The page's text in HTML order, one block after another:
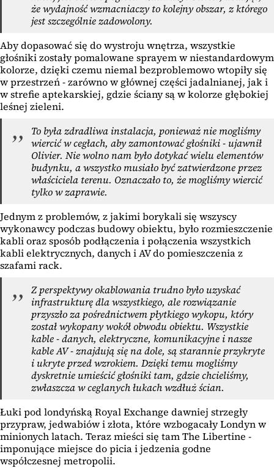
że wydajność wzmacniaczy to kolejny obszar, z którego
jest szczególnie zadowolony.
Aby dopasować się do wystroju wnętrza, wszystkie
głośniki zostały pomalowane sprayem w niestandardowym
kolorze, dzięki czemu niemal bezproblemowo wtopiły się
w przestrzeń - zarówno w głównej części jadalnianej, jak i
w strefie aptekarskiej, gdzie ściany są w kolorze głębokiej
leśnej zieleni.
To była zdradliwa instalacja, ponieważ nie mogliśmy
wiercić w cegłach, aby zamontować głośniki - ujawnił
Olivier. Nie wolno nam było dotykać wielu elementów
budynku, a wszystko musiało być zatwierdzone przez
właściciela terenu. Oznaczało to, że mogliśmy wiercić
tylko w zaprawie.
Jednym z problemów, z jakimi borykali się wszyscy
wykonawcy podczas budowy obiektu, było rozmieszczenie
kabli oraz sposób podłączenia i połączenia wszystkich
kabli elektrycznych, danych i AV do pomieszczenia z
szafami rack.
Z perspektywy okablowania trudno było uzyskać
infrastrukturę dla wszystkiego, ale rozwiązanie
przyszło za pośrednictwem płytkiego wykopu, który
został wykopany wokół obwodu obiektu. Wszystkie
kable - danych, elektryczne, komunikacyjne i nasze
kable AV - znajdują się na dole, są starannie przykryte
i ukryte przed wzrokiem. Dzięki temu mogliśmy
dyskretnie umieścić głośniki tam, gdzie chcieliśmy,
zwłaszcza w ceglanych łukach wzdłuż ścian.
Łuki pod londyńską Royal Exchange dawniej strzegły
przypraw, jedwabiów i złota, które wzbogacały Londyn w
minionych latach. Teraz mieści się tam The Libertine -
imponujące miejsce do picia i jedzenia godne
współczesnej metropolii.